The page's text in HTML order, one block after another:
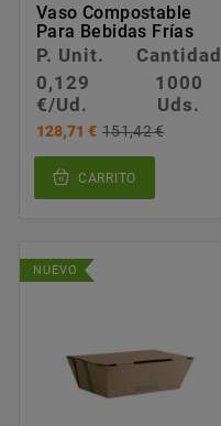
Vaso Compostable
Para Bebidas Frías
P. Unit.
Cantidad
0,129
€/Ud.
1000
Uds.
128,71 € 151,42 €
CARRITO
NUEVO